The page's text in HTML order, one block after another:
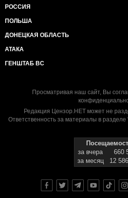
РОССИЯ
ПОЛЬША
ДОНЕЦКАЯ ОБЛАСТЬ
АТАКА
ГЕНШТАБ ВС
Просматривая наш сайт, Вы
Редакция Цензор.НЕТ может не
Ответственность за материалы в разделе
за вчера
660
за месяц
12